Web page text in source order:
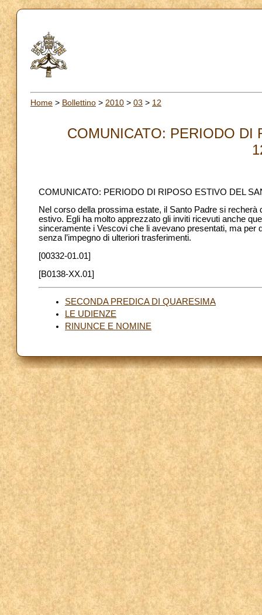
Home > Bollettino > 2010 > 03 > 12
COMUNICATO: PERIODO DI
COMUNICATO: PERIODO DI RIPOSO ESTIVO DEL
Nel corso della prossima estate, il Santo Padre si
estivo. Egli ha molto apprezzato gli inviti ricevuti anche
sinceramente i Vescovi che li avevano presentati, ma per
senza l’impegno di ulteriori trasferimenti.
[00332-01.01]
[B0138-XX.01]
SECONDA PREDICA DI QUARESIMA
LE UDIENZE
RINUNCE E NOMINE